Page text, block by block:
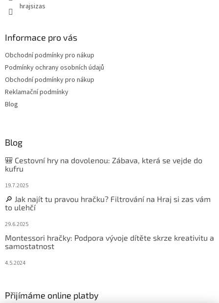
hrajsizas
Informace pro vás
Obchodní podmínky pro nákup
Podmínky ochrany osobních údajů
Obchodní podmínky pro nákup
Reklamační podmínky
Blog
Blog
🎒 Cestovní hry na dovolenou: Zábava, která se vejde do
kufru
19.7.2025
🔎 Jak najít tu pravou hračku? Filtrování na Hraj si zas vám
to ulehčí
29.6.2025
Montessori hračky: Podpora vývoje dítěte skrze kreativitu a
samostatnost
4.5.2024
Přijímáme online platby